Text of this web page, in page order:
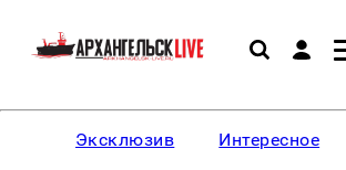
Эксклюзив Интересное